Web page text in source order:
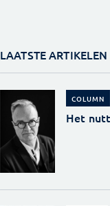
LAATSTE ARTIKELEN
COLUMN
Het